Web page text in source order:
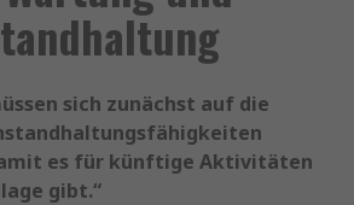
sich zunächst auf die
es für künftige Aktivitäten
gibt.“